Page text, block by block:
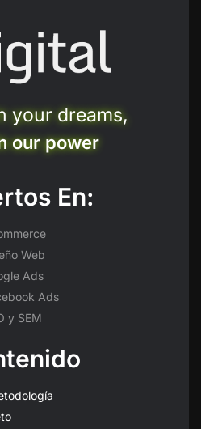
your dreams,
our power
En:
Web
Ads
Ads
y SEM